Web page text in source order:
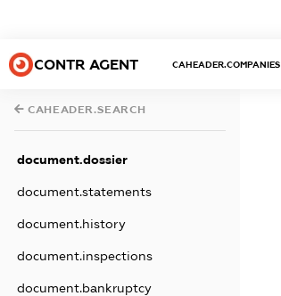
CONTR AGENT CAHEADER.COMPANIES
CAHEADER.SEARCH
document.dossier
document.statements
document.history
document.inspections
document.bankruptcy